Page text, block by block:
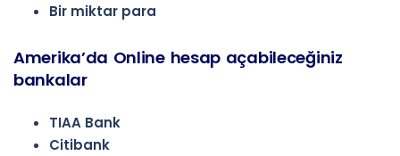
Bir miktar para
Amerika’da Online hesap açabileceğiniz
bankalar
TIAA Bank
Citibank